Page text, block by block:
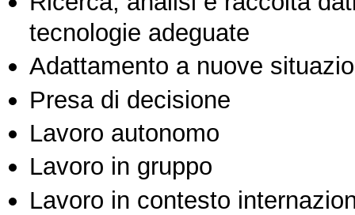
tecnologie adeguate
Adattamento a nuove
Presa di decisione
Lavoro autonomo
Lavoro in gruppo
Lavoro in contesto